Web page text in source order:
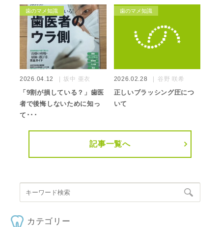
歯のマメ知識
2026.04.12 坂中 亜衣
「9割が損している？」歯医
者で後悔しないために知っ
て･･･
歯のマメ知識
2026.02.28 谷野 咲希
正しいブラッシング圧につ
いて
記事一覧へ
カテゴリー